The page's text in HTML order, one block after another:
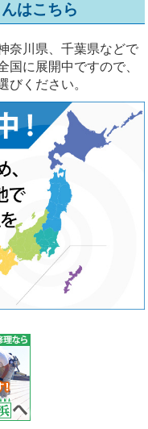
はこちら
奈川県、千葉県などで
国に展開中ですので、
びください。